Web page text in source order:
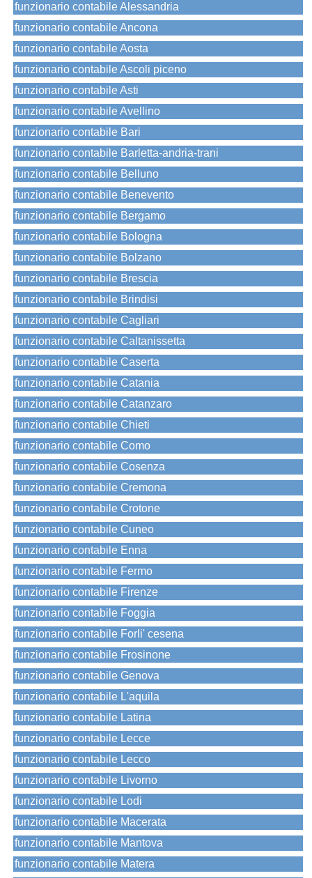
funzionario contabile Alessandria
funzionario contabile Ancona
funzionario contabile Aosta
funzionario contabile Ascoli piceno
funzionario contabile Asti
funzionario contabile Avellino
funzionario contabile Bari
funzionario contabile Barletta-andria-trani
funzionario contabile Belluno
funzionario contabile Benevento
funzionario contabile Bergamo
funzionario contabile Bologna
funzionario contabile Bolzano
funzionario contabile Brescia
funzionario contabile Brindisi
funzionario contabile Cagliari
funzionario contabile Caltanissetta
funzionario contabile Caserta
funzionario contabile Catania
funzionario contabile Catanzaro
funzionario contabile Chieti
funzionario contabile Como
funzionario contabile Cosenza
funzionario contabile Cremona
funzionario contabile Crotone
funzionario contabile Cuneo
funzionario contabile Enna
funzionario contabile Fermo
funzionario contabile Firenze
funzionario contabile Foggia
funzionario contabile Forli' cesena
funzionario contabile Frosinone
funzionario contabile Genova
funzionario contabile L'aquila
funzionario contabile Latina
funzionario contabile Lecce
funzionario contabile Lecco
funzionario contabile Livorno
funzionario contabile Lodi
funzionario contabile Macerata
funzionario contabile Mantova
funzionario contabile Matera